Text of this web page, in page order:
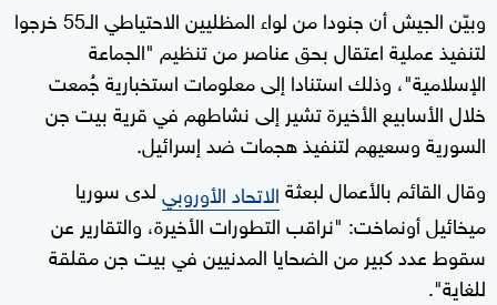
وبيّن الجيش أن جنودا من لواء المظليين الاحتياطي الـ55 خرجوا
لتنفيذ عملية اعتقال بحق عناصر من تنظيم "الجماعة
الإسلامية"، وذلك استنادا إلى معلومات استخبارية جُمعت
خلال الأسابيع الأخيرة تشير إلى نشاطهم في قرية بيت جن
السورية وسعيهم لتنفيذ هجمات ضد إسرائيل.
وقال القائم بالأعمال لبعثةالاتحاد الأوروبيلدى سوريا
ميخائيل أونماخت: "نراقب التطورات الأخيرة، والتقارير عن
سقوط عدد كبير من الضحايا المدنيين في بيت جن مقلقة
للغاية".